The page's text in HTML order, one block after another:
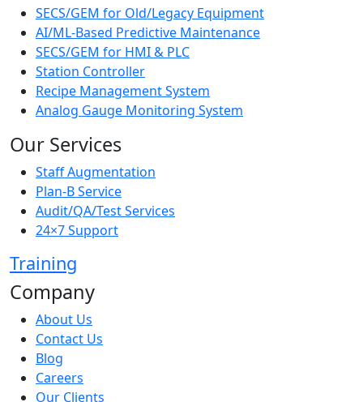
SECS/GEM for Old/Legacy Equipment
AI/ML-Based Predictive Maintenance
SECS/GEM for HMI & PLC
Station Controller
Recipe Management System
Analog Gauge Monitoring System
Our Services
Staff Augmentation
Plan-B Service
Audit/QA/Test Services
24×7 Support
Training
Company
About Us
Contact Us
Blog
Careers
Our Clients